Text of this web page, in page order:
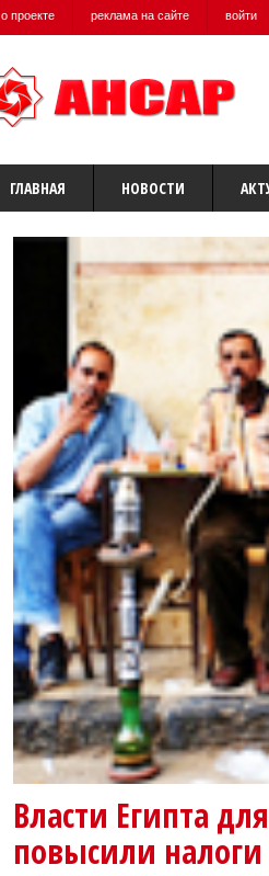
о проекте реклама на сайте войти
ГЛАВНАЯ НОВОСТИ
Власти Египта
повысили налоги